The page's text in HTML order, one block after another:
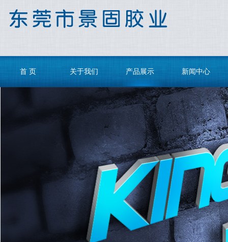
首 页 关于我们 产品展示 新闻中心